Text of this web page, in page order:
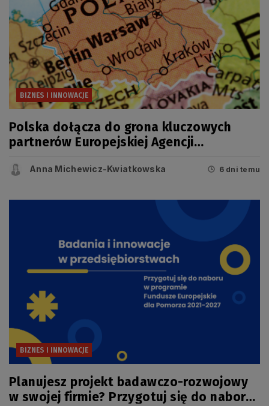
BIZNES I INNOWACJE
Polska dołącza do grona kluczowych
partnerów Europejskiej Agencji
Anna Michewicz-Kwiatkowska 6 dni temu
BIZNES I INNOWACJE
Planujesz projekt badawczo-rozwojowy
w swojej firmie? Przygotuj się do naboru